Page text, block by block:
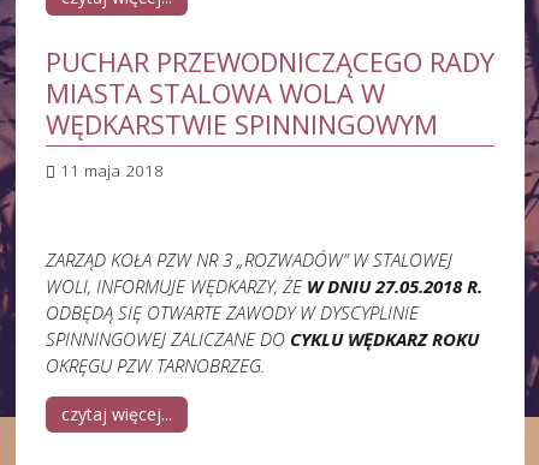
PUCHAR PRZEWODNICZĄCEGO RADY
MIASTA STALOWA WOLA W
WĘDKARSTWIE SPINNINGOWYM
11 maja 2018
ZARZĄD KOŁA PZW NR 3 „ROZWADÓW” W STALOWEJ
WOLI, INFORMUJE WĘDKARZY, ŻE W DNIU 27.05.2018 R.
ODBĘDĄ SIĘ OTWARTE ZAWODY W DYSCYPLINIE
SPINNINGOWEJ ZALICZANE DO CYKLU WĘDKARZ ROKU
OKRĘGU PZW TARNOBRZEG.
czytaj więcej...